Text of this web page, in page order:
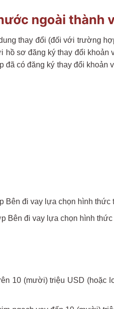
ngoài thành
thay đổi (đối với trường
sơ đăng ký thay đổi khoản
có đăng ký thay đổi khoản
đi vay lựa chọn hình thức
Bên đi vay lựa chọn hình thức
10 (mười) triệu USD (hoặc